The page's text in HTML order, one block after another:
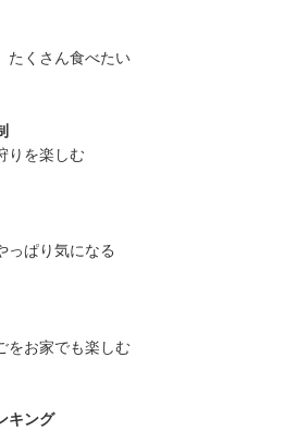
たくさん食べたい
りを楽しむ
っぱり気になる
をお家でも楽しむ
キング